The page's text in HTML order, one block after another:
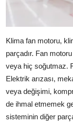
Klima fan motoru,
parçadır. Fan
veya hiç soğutmaz.
Elektrik arızası,
veya değişimi,
de ihmal etmemek
sisteminin diğer